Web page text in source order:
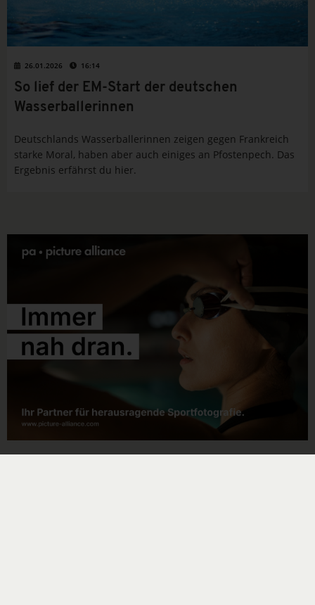
26.01.2026 16:14
So lief der EM-Start der deutschen
Wasserballerinnen
Deutschlands Wasserballerinnen zeigen gegen Frankreich
starke Moral, haben aber auch einiges an Pfostenpech. Das
Ergebnis erfährst du hier.